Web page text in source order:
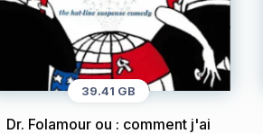
39.41 GB
Dr. Folamour ou : comment j'ai